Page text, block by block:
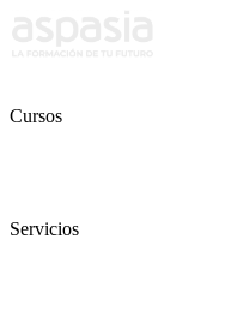
Cursos
Servicios